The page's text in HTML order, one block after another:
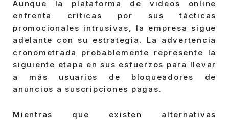
Aunque la plataforma de videos online
enfrenta críticas por sus tácticas
promocionales intrusivas, la empresa sigue
adelante con su estrategia. La advertencia
cronometrada probablemente represente la
siguiente etapa en sus esfuerzos para llevar
a más usuarios de bloqueadores de
anuncios a suscripciones pagas.
Mientras que existen alternativas